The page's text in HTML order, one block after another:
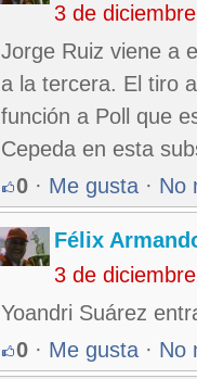
3 de
Jorge Ruiz viene a
a la tercera. El tiro
función a Poll que
Cepeda en esta
0 · Me gusta · No
Félix
3 de
Yoandri Suárez
0 · Me gusta · No